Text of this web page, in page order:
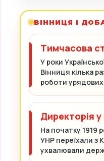
ВІННИЦЯ І
Тимчасова
У роки
Вінниця кілька
роботи
Директорія у
На початку 1919
УНР переїхали з
ухвалювали